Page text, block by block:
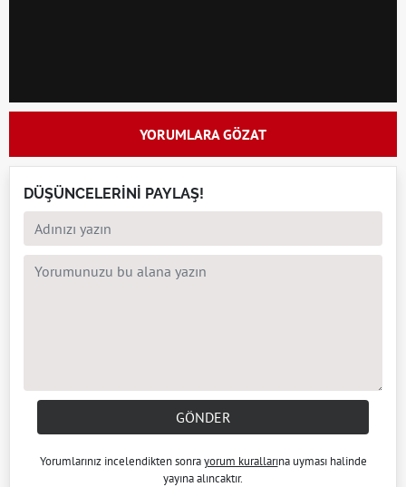
YORUMLARA GÖZAT
DÜŞÜNCELERİNİ PAYLAŞ!
GÖNDER
Yorumlarınız incelendikten sonrayorum kurallarına uyması halinde
yayına alıncaktır.